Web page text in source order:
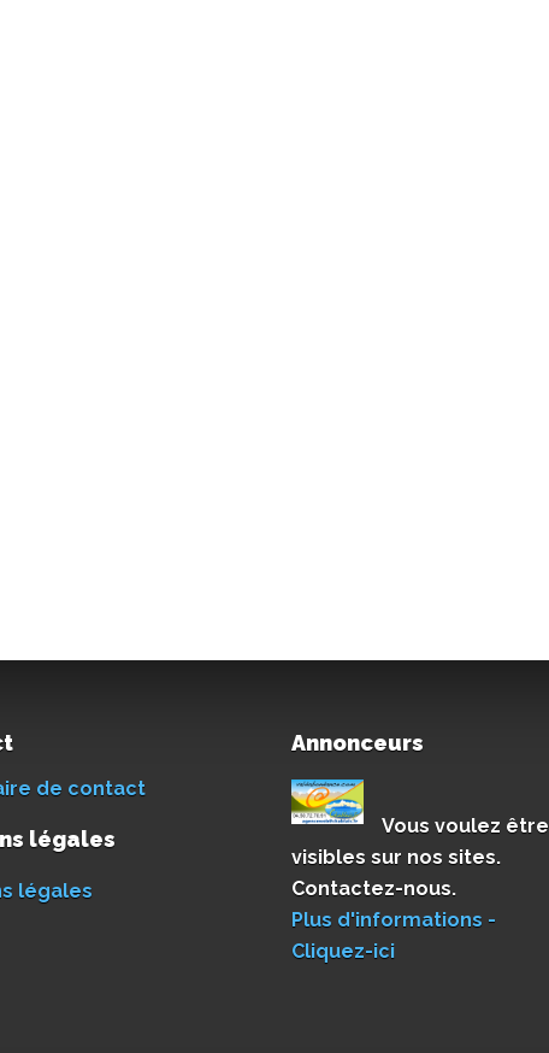
de contact
légales
légales
Annonceurs
Vous voulez être
visibles sur nos sites.
Contactez-nous.
Plus d'informations -
Cliquez-ici